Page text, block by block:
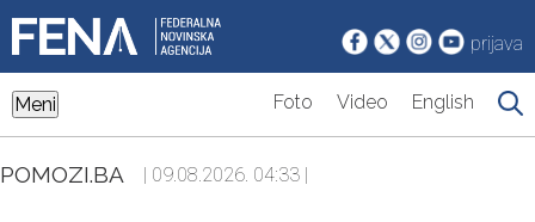
prijava
Meni Foto Video English
POMOZI.BA | 09.08.2026. 04:33 |